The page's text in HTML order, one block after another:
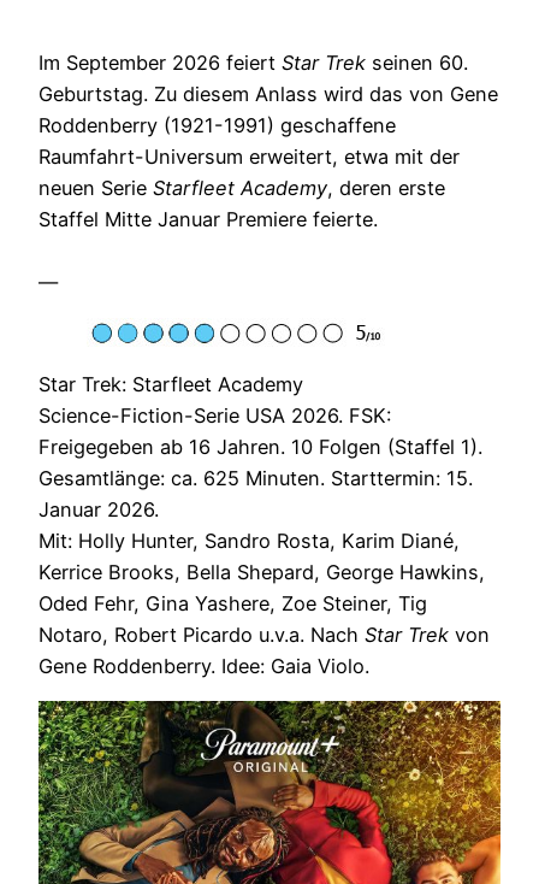
Im September 2026 feiert Star Trek seinen 60.
Geburtstag. Zu diesem Anlass wird das von Gene
Roddenberry (1921-1991) geschaffene
Raumfahrt-Universum erweitert, etwa mit der
neuen Serie Starfleet Academy, deren erste
Staffel Mitte Januar Premiere feierte.
—
Star Trek: Starfleet Academy
Science-Fiction-Serie USA 2026. FSK:
Freigegeben ab 16 Jahren. 10 Folgen (Staffel 1).
Gesamtlänge: ca. 625 Minuten. Starttermin: 15.
Januar 2026.
Mit: Holly Hunter, Sandro Rosta, Karim Diané,
Kerrice Brooks, Bella Shepard, George Hawkins,
Oded Fehr, Gina Yashere, Zoe Steiner, Tig
Notaro, Robert Picardo u.v.a. Nach Star Trek von
Gene Roddenberry. Idee: Gaia Violo.